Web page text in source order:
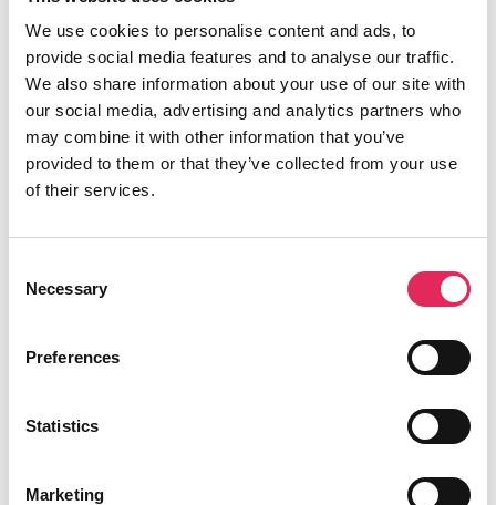
We use cookies to personalise content and ads, to
provide social media features and to analyse our traffic.
We also share information about your use of our site with
our social media, advertising and analytics partners who
may combine it with other information that you’ve
provided to them or that they’ve collected from your use
of their services.
Selection
Necessary
Preferences
Statistics
Marketing
Applaus leverer viden, værktøjer og undervisning,
der hjælper kulturinstitutioner med at udvikle deres
publikumsstrategi i overensstemmelse med deres
Det gør vi, for at endnu flere borgere får mulighed for
publikumsudvikling.